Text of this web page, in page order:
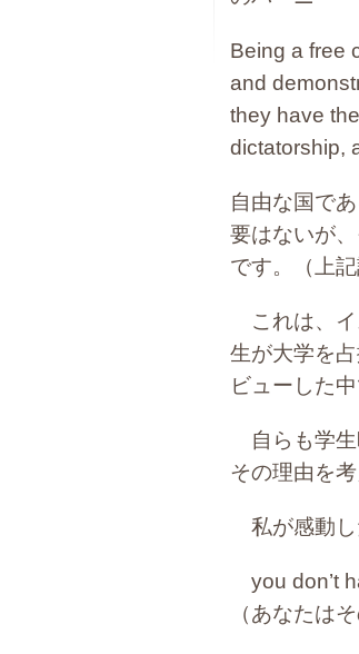
Being a free
and
they have
dictatorship,
自由な国で
要はないが
です。（上
これは、イ
生が大学を
ビューした
自らも学生
その理由を
私が感動し
you don’t
（あなたは